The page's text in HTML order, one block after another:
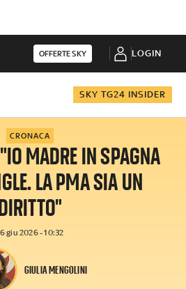
OFFERTE SKY LOGIN
SKY TG24 INSIDER
CRONACA
MADRE IN SPAGNA
LA PMA SIA UN
giu 2026 - 10:32
GIULIA MENGOLINI